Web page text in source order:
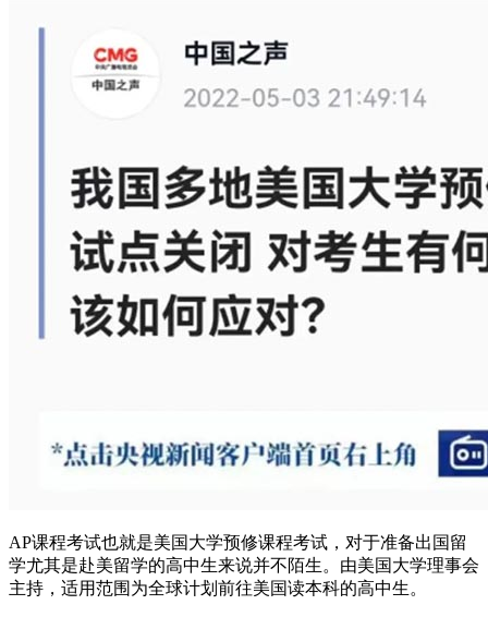
AP课程考试也就是美国大学预修课程考试，对于准备出国留
学尤其是赴美留学的高中生来说并不陌生。由美国大学理事会
主持，适用范围为全球计划前往美国读本科的高中生。